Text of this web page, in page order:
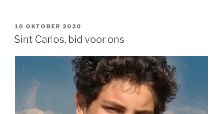
GEPLAATST
OP
10 OKTOBER 2020
Sint Carlos, bid voor ons